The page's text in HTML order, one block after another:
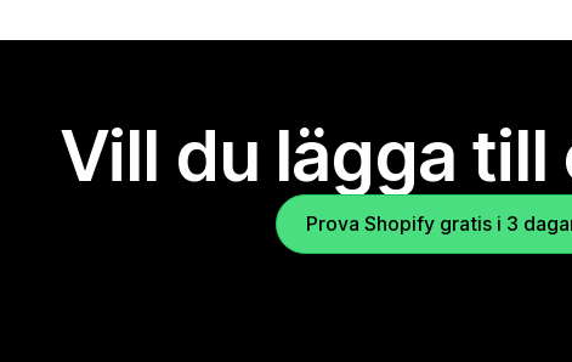
Vill du lägga till
Prova Shopify gratis i 3